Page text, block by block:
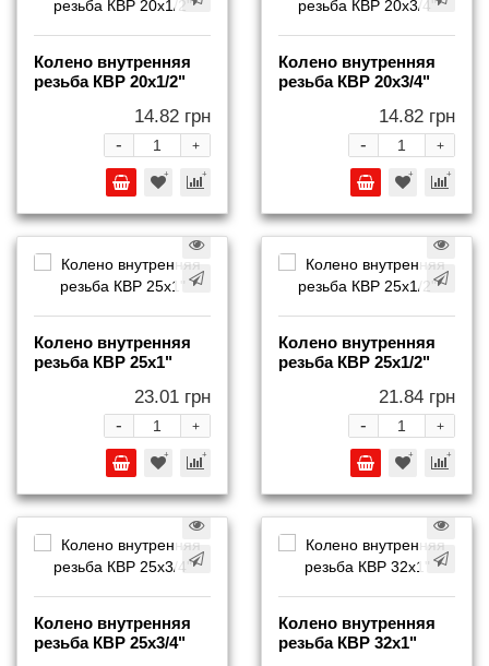
Колено внутренняя
резьба КВР 20x1/2"
14.82 грн
+
-
Колено внутренняя
резьба КВР 20x3/4"
14.82 грн
+
-
Колено внутренняя
резьба КВР 25x1"
23.01 грн
+
-
Колено внутренняя
резьба КВР 25x1/2"
21.84 грн
+
-
Колено внутренняя
резьба КВР 25x3/4"
Колено внутренняя
резьба КВР 32x1"